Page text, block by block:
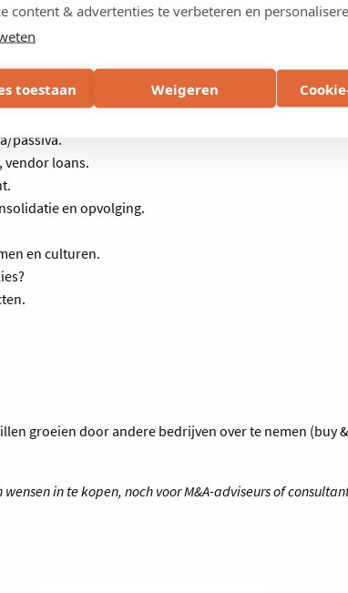
content & advertenties te verbeteren en
toestaan Weigeren
passiva.
vendor loans.
en opvolging.
en culturen.
groeien door andere bedrijven over te nemen (buy &
in te kopen, noch voor M&A-adviseurs of